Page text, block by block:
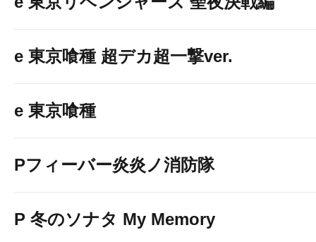
e 東京喰種 超デカ超一撃ver.
e 東京喰種
Pフィーバー炎炎ノ消防隊
P 冬のソナタ My Memory